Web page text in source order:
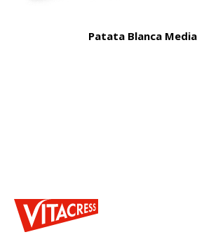
Patata Blanca